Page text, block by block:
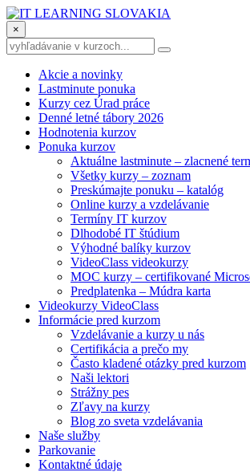
×
Akcie a novinky
Lastminute ponuka
Kurzy cez Úrad práce
Denné letné tábory 2026
Hodnotenia kurzov
Ponuka kurzov
Aktuálne lastminute – zlacnené
Všetky kurzy – zoznam
Preskúmajte ponuku – katalóg
Online kurzy a vzdelávanie
Termíny IT kurzov
Dlhodobé IT štúdium
Výhodné balíky kurzov
VideoClass videokurzy
MOC kurzy – certifikované
Predplatenka – Múdra karta
Videokurzy VideoClass
Informácie pred kurzom
Vzdelávanie a kurzy u nás
Certifikácia a prečo my
Často kladené otázky pred kurzom
Naši lektori
Strážny pes
Zľavy na kurzy
Blog zo sveta vzdelávania
Naše služby
Parkovanie
Kontaktné údaje